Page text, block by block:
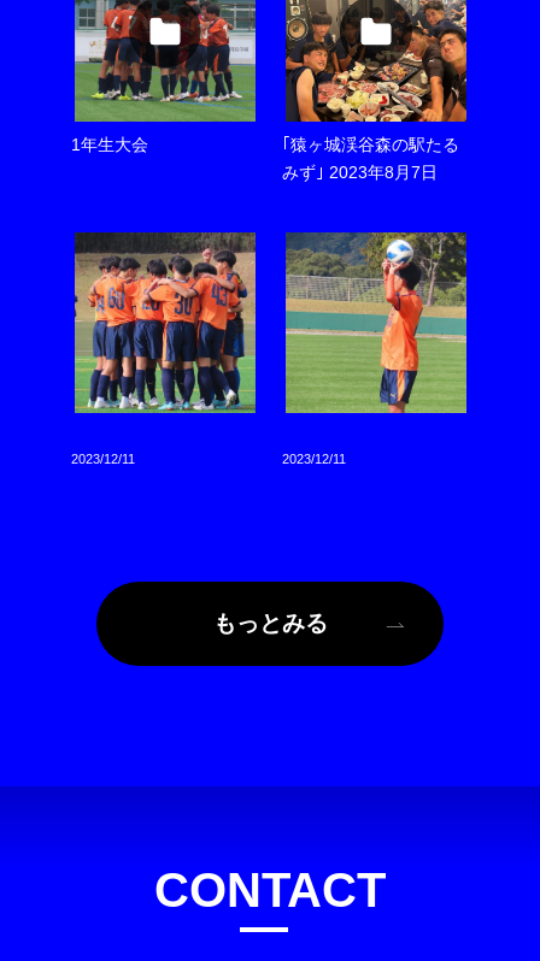
1年生大会
｢猿ヶ城渓谷森の駅たる
みず｣ 2023年8月7日
2023/12/11 2023/12/11
もっとみる
お問合せ
CONTACT